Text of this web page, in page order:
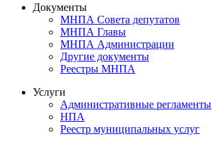
Документы
МНПА Совета депутатов
МНПА Главы
МНПА Администрации
Другие документы
Реестры МНПА
Услуги
Административные регламенты
НПА
Реестр муниципальных услуг